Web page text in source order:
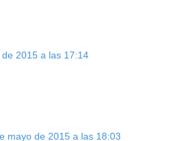
2015 a las 17:14
mayo de 2015 a las 18:03